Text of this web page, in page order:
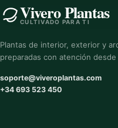
Vivero Plantas
CULTIVADO PARA TI
Plantas de interior, exterior y
preparadas con atención desde
soporte@viveroplantas.com
+34 693 523 450